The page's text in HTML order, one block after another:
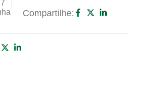
Compartilhe: